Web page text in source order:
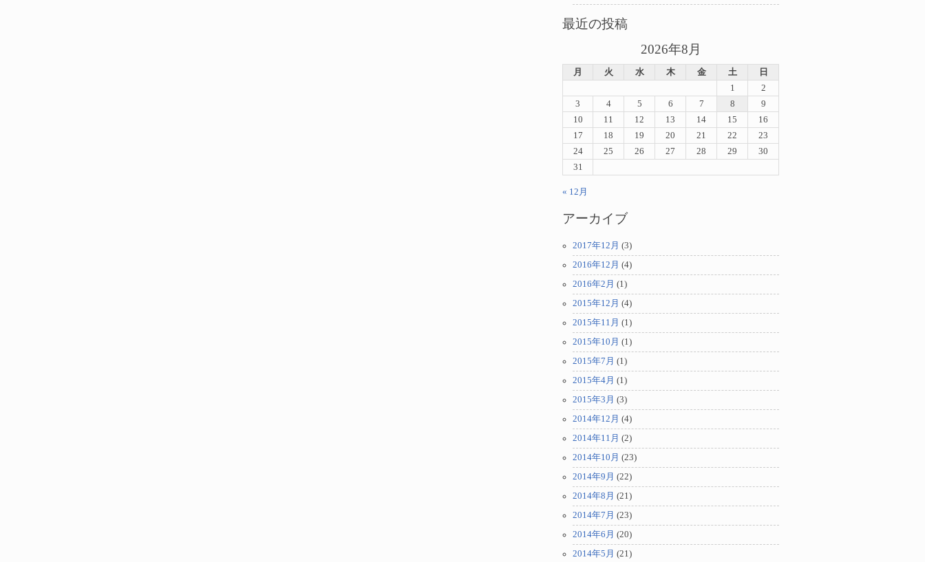
最近の投稿
2026年8月
月 火 水 木 金 土
日
1
2
3
4 5 6 7 8
9
10
11 12 13 14 15
16
17
18 19 20 21 22
23
24
25 26 27 28 29
30
31
« 12月
アーカイブ
2017年12月 (3)
2016年12月 (4)
2016年2月 (1)
2015年12月 (4)
2015年11月 (1)
2015年10月 (1)
2015年7月 (1)
2015年4月 (1)
2015年3月 (3)
2014年12月 (4)
2014年11月 (2)
2014年10月 (23)
2014年9月 (22)
2014年8月 (21)
2014年7月 (23)
2014年6月 (20)
2014年5月 (21)